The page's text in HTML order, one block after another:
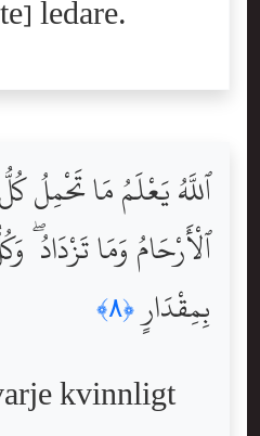
ledare.
ٱللَّهُ يَعْلَمُ مَا تَحْمِلُ
ٱلْأَرْحَامُ وَمَا تَزْدَادُ
بِمِقْدَارٍ ﴿٨﴾
kvinnligt